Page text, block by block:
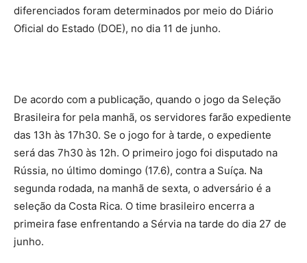
diferenciados foram determinados por meio do Diário
Oficial do Estado (DOE), no dia 11 de junho.
De acordo com a publicação, quando o jogo da Seleção
Brasileira for pela manhã, os servidores farão expediente
das 13h às 17h30. Se o jogo for à tarde, o expediente
será das 7h30 às 12h. O primeiro jogo foi disputado na
Rússia, no último domingo (17.6), contra a Suíça. Na
segunda rodada, na manhã de sexta, o adversário é a
seleção da Costa Rica. O time brasileiro encerra a
primeira fase enfrentando a Sérvia na tarde do dia 27 de
junho.